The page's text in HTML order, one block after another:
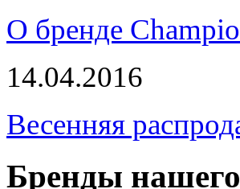
О бренде
14.04.2016
Весенняя
Бренды